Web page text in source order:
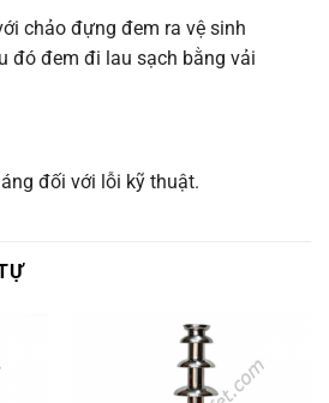
chảo đựng đem ra vệ sinh
đó đem đi lau sạch bằng vải
đối với lỗi kỹ thuật.